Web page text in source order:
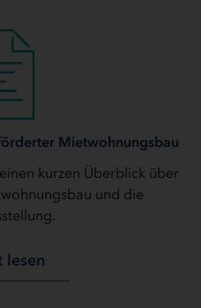
Mietwohnungsbau
kurzen Überblick über
und die
lesen